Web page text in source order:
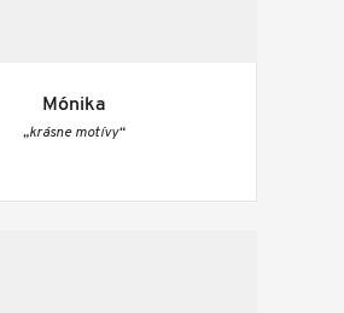
Mónika
„krásne motívy“